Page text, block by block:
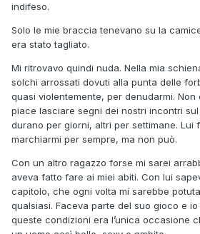
indifeso.
Solo le mie braccia tenevano su la
era stato tagliato.
Mi ritrovavo quindi nuda. Nella mia
solchi arrossati dovuti alla punta delle
quasi violentemente, per denudarmi.
piace lasciare segni dei nostri incontri
durano per giorni, altri per settimane. Lui
marchiarmi per sempre, ma non può.
Con un altro ragazzo forse mi sarei
aveva fatto fare ai miei abiti. Con lui
capitolo, che ogni volta mi sarebbe
qualsiasi. Faceva parte del suo gioco e
queste condizioni era l’unica occasione